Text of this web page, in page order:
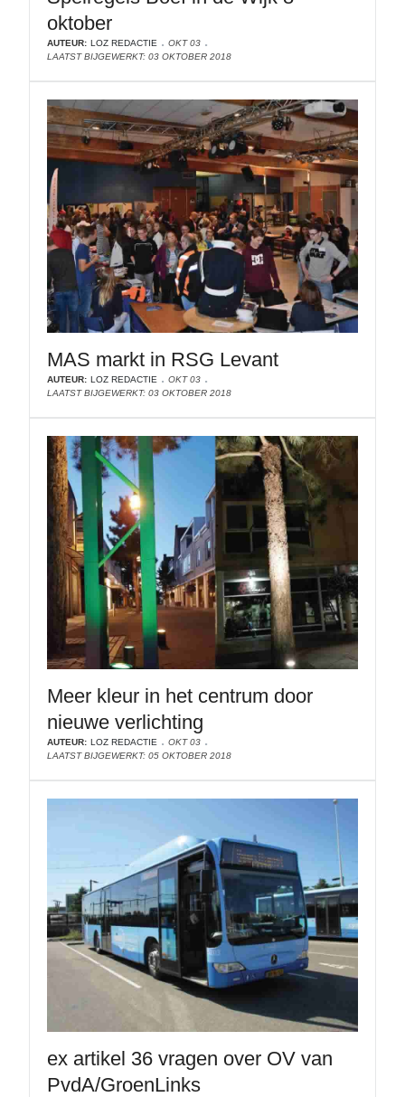
oktober
AUTEUR: LOZ REDACTIE
OKT 03
LAATST BIJGEWERKT: 03 OKTOBER 2018
MAS markt in RSG Levant
AUTEUR: LOZ REDACTIE
OKT 03
LAATST BIJGEWERKT: 03 OKTOBER 2018
Meer kleur in het centrum door
nieuwe verlichting
AUTEUR: LOZ REDACTIE
OKT 03
LAATST BIJGEWERKT: 05 OKTOBER 2018
ex artikel 36 vragen over OV van
PvdA/GroenLinks